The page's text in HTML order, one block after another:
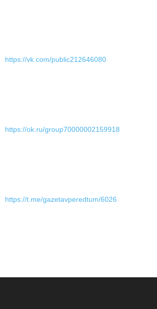
https://vk.com/public212646080
https://ok.ru/group70000002159918
https://t.me/gazetavperedtum/6026